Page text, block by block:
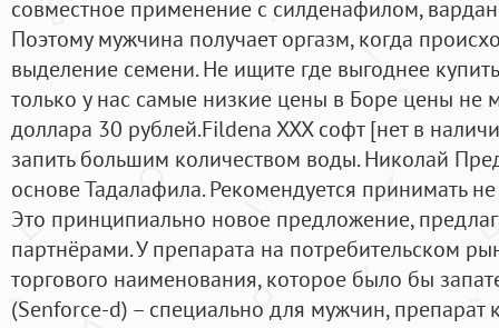
совместное применение с силденафилом,
Поэтому мужчина получает оргазм, когда
выделение семени. Не ищите где выгоднее
только у нас самые низкие цены в Боре цены не
доллара 30 рублей.Fildena XXX софт [нет в
запить большим количеством воды. Николай
основе Тадалафила. Рекомендуется принимать
Это принципиально новое предложение,
партнёрами. У препарата на потребительском
торгового наименования, которое было бы
(Senforce-d) – специально для мужчин, препарат